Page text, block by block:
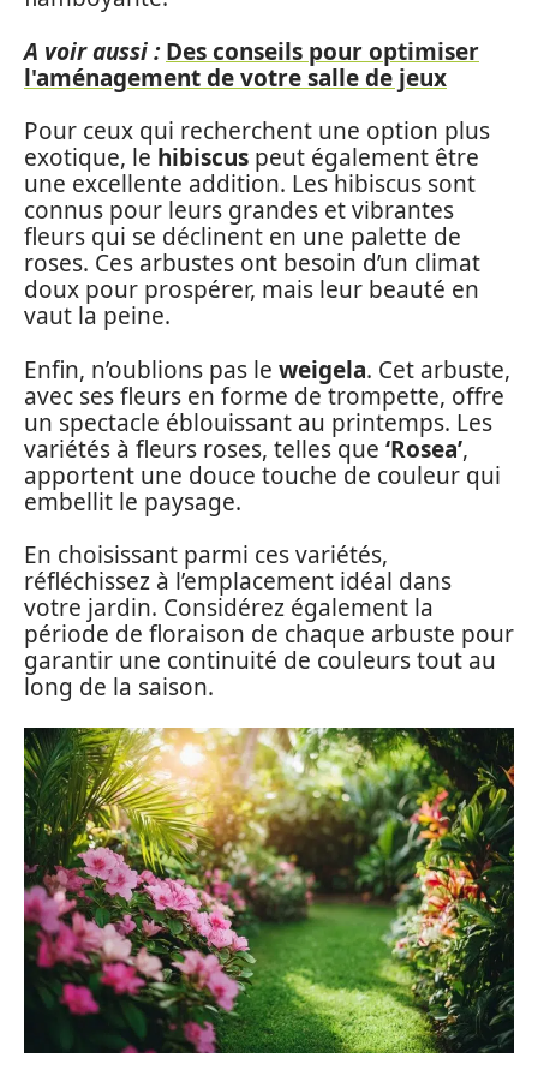
A voir aussi : Des conseils pour optimiser
l'aménagement de votre salle de jeux
Pour ceux qui recherchent une option plus
exotique, le hibiscus peut également être
une excellente addition. Les hibiscus sont
connus pour leurs grandes et vibrantes
fleurs qui se déclinent en une palette de
roses. Ces arbustes ont besoin d’un climat
doux pour prospérer, mais leur beauté en
vaut la peine.
Enfin, n’oublions pas le weigela. Cet arbuste,
avec ses fleurs en forme de trompette, offre
un spectacle éblouissant au printemps. Les
variétés à fleurs roses, telles que ‘Rosea’,
apportent une douce touche de couleur qui
embellit le paysage.
En choisissant parmi ces variétés,
réfléchissez à l’emplacement idéal dans
votre jardin. Considérez également la
période de floraison de chaque arbuste pour
garantir une continuité de couleurs tout au
long de la saison.